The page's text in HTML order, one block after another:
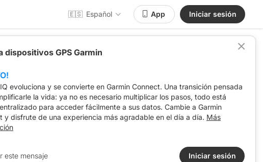
🇪🇸 Español App Iniciar sesión
dispositivos GPS Garmin
evoluciona y se convierte en Garmin Connect. Una transición pensada
la vida: ya no es necesario multiplicar los pasos, todo está
para acceder fácilmente a sus datos. Cambie a Garmin
y disfrute de una experiencia más agradable en el día a día. Más
este mensaje Iniciar sesión